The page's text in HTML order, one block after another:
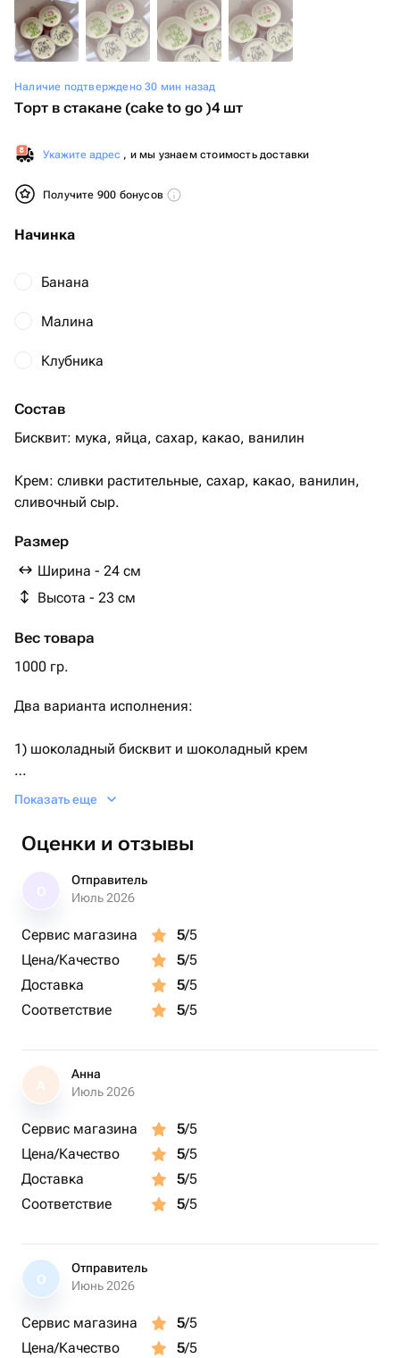
Наличие подтверждено 30 мин назад
Торт в стакане (cake to go )4 шт
Укажите адрес , и мы узнаем стоимость доставки
Получите 900 бонусов
Начинка
Банана
Малина
Клубника
Состав
Бисквит: мука, яйца, сахар, какао, ванилин
Крем: сливки растительные, сахар, какао, ванилин,
сливочный сыр.
Размер
Ширина - 24 см
Высота - 23 см
Вес товара
1000 гр.
Два варианта исполнения:
1) шоколадный бисквит и шоколадный крем
2) ванильный бисквит, ванильный крем.
По умолчанию поставляется первый вариант.
Необходимый Вариант можно указать комментарием
при заказе, либо сообщением.
Дизайн также можно обговорить после оформления
заказа.
Показать еще
Оценки и отзывы
Отправитель
Июль 2026
Сервис магазина 5/5
Цена/Качество
5/5
Доставка
5/5
Соответствие
5/5
А
Анна
Июль 2026
Сервис магазина 5/5
Цена/Качество
5/5
Доставка
5/5
Соответствие
5/5
О
Отправитель
Июнь 2026
Сервис магазина 5/5
Цена/Качество
5/5